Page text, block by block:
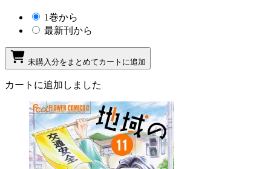
1巻から
最新刊から
未購入分をまとめてカートに追加
カートに追加しました